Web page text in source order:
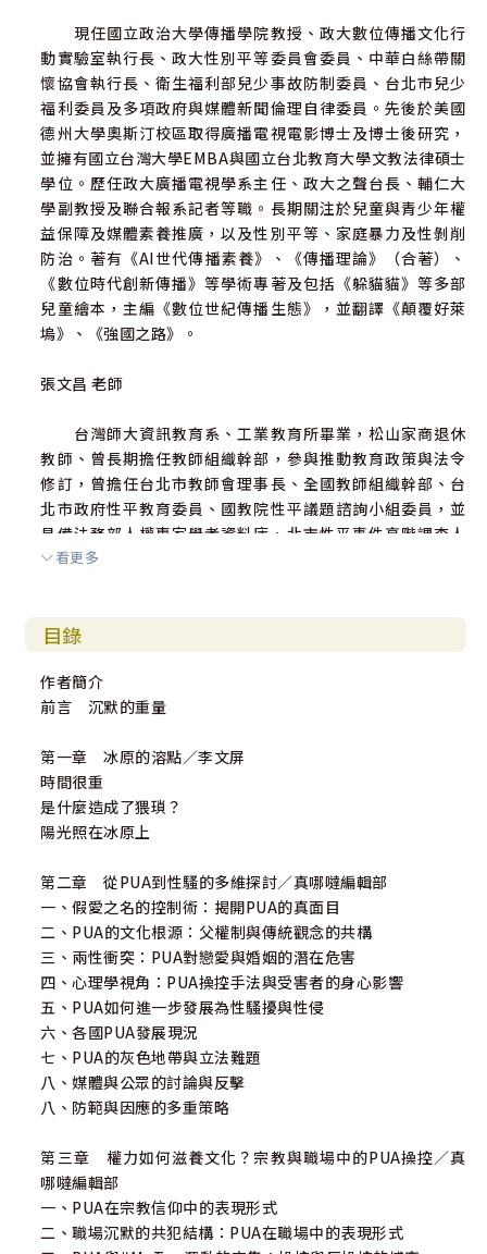
現任國立政治大學傳播學院教授、政大數位傳播文化行
動實驗室執行長、政大性別平等委員會委員、中華白絲帶關
懷協會執行長、衛生福利部兒少事故防制委員、台北市兒少
福利委員及多項政府與媒體新聞倫理自律委員。先後於美國
德州大學奧斯汀校區取得廣播電視電影博士及博士後研究，
並擁有國立台灣大學EMBA與國立台北教育大學文教法律碩士
學位。歷任政大廣播電視學系主任、政大之聲台長、輔仁大
學副教授及聯合報系記者等職。長期關注於兒童與青少年權
益保障及媒體素養推廣，以及性別平等、家庭暴力及性剝削
防治。著有《AI世代傳播素養》、《傳播理論》（合著）、
《數位時代創新傳播》等學術專著及包括《躲貓貓》等多部
兒童繪本，主編《數位世紀傳播生態》，並翻譯《顛覆好萊
塢》、《強國之路》。
張文昌 老師
台灣師大資訊教育系、工業教育所畢業，松山家商退休
教師、曾長期擔任教師組織幹部，參與推動教育政策與法令
修訂，曾擔任台北市教師會理事長、全國教師組織幹部、台
北市政府性平教育委員、國教院性平議題諮詢小組委員，並
具備法務部人權專家學者資料庫、北市性平事件高階調查人
才庫資格。現職為國教行動聯盟常務理事、台灣共善促進協
團體深度參與公共事務、關懷弱勢婦女、下一代兒少權益及
健康福址，發揮正向社會影響力。
看更多
目錄
作者簡介
前言 沉默的重量
第一章 冰原的溶點／李文屏
時間很重
是什麼造成了猥瑣？
陽光照在冰原上
第二章 從PUA到性騷的多維探討／真哪噠編輯部
一、假愛之名的控制術：揭開PUA的真面目
二、PUA的文化根源：父權制與傳統觀念的共構
三、兩性衝突：PUA對戀愛與婚姻的潛在危害
四、心理學視角：PUA操控手法與受害者的身心影響
五、PUA如何進一步發展為性騷擾與性侵
六、各國PUA發展現況
七、PUA的灰色地帶與立法難題
八、媒體與公眾的討論與反擊
八、防範與因應的多重策略
第三章 權力如何滋養文化？宗教與職場中的PUA操控／真
哪噠編輯部
一、PUA在宗教信仰中的表現形式
二、職場沉默的共犯結構：PUA在職場中的表現形式